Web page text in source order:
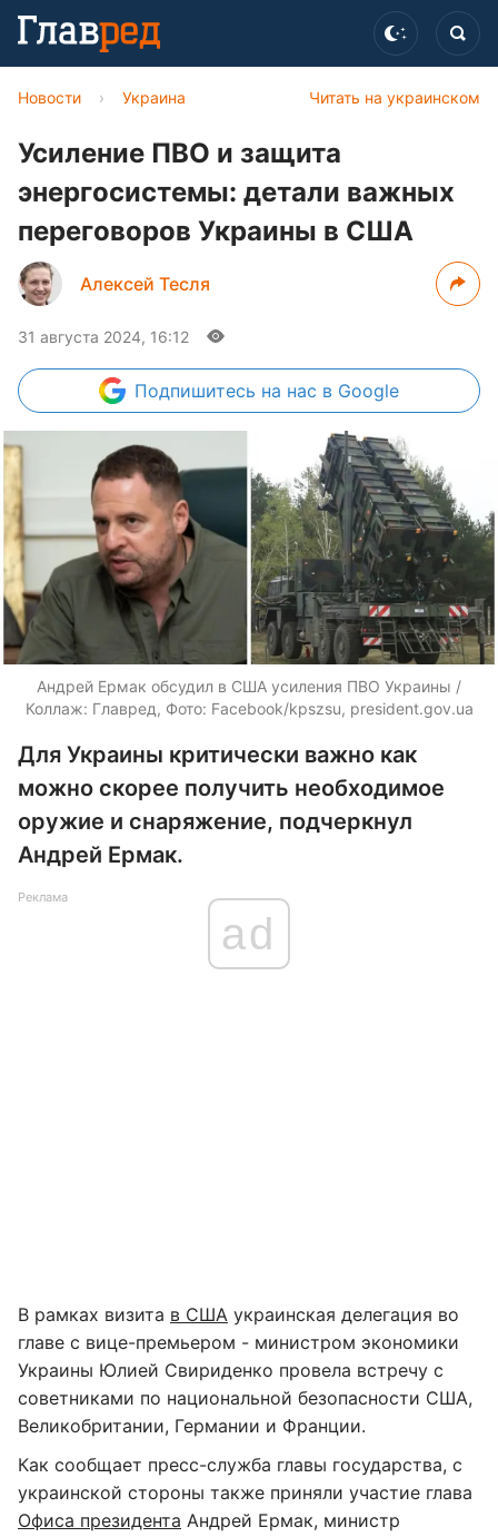
Читать на украинском
Новости › Украина
Усиление ПВО и защита
энергосистемы: детали важных
переговоров Украины в США
Алексей Тесля
31 августа 2024, 16:12
Подпишитесь на нас в Google
Андрей Ермак обсудил в США усиления ПВО Украины /
Коллаж: Главред, Фото: Facebook/kpszsu, president.gov.ua
Для Украины критически важно как
можно скорее получить необходимое
оружие и снаряжение, подчеркнул
Андрей Ермак.
Реклама
ad
В рамках визита в США украинская делегация во
главе с вице-премьером - министром экономики
Украины Юлией Свириденко провела встречу с
советниками по национальной безопасности США,
Великобритании, Германии и Франции.
Как сообщает пресс-служба главы государства, с
украинской стороны также приняли участие глава
Офиса президента Андрей Ермак, министр